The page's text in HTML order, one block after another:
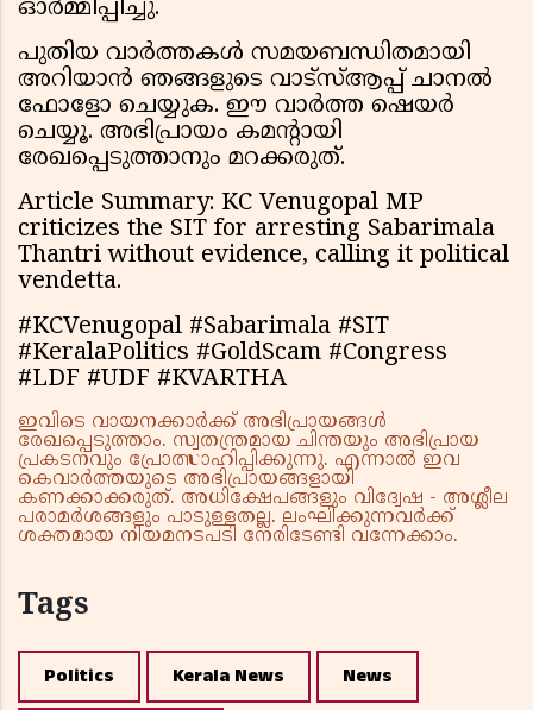
ഓർമ്മിപ്പിച്ചു.
പുതിയ വാർത്തകൾ സമയബന്ധിതമായി
അറിയാൻ ഞങ്ങളുടെ വാട്സ്ആപ്പ് ചാനൽ
ഫോളോ ചെയ്യുക. ഈ വാർത്ത ഷെയർ
ചെയ്യൂ. അഭിപ്രായം കമന്റായി
രേഖപ്പെടുത്താനും മറക്കരുത്.
Article Summary: KC Venugopal MP
criticizes the SIT for arresting Sabarimala
Thantri without evidence, calling it political
vendetta.
#KCVenugopal #Sabarimala #SIT
#KeralaPolitics #GoldScam #Congress
#LDF #UDF #KVARTHA
ഇവിടെ വായനക്കാർക്ക് അഭിപ്രായങ്ങൾ
രേഖപ്പെടുത്താം. സ്വതന്ത്രമായ ചിന്തയും അഭിപ്രായ
പ്രകടനവും പ്രോത്സാഹിപ്പിക്കുന്നു. എന്നാൽ ഇവ
കെവാർത്തയുടെ അഭിപ്രായങ്ങളായി
കണക്കാക്കരുത്. അധിക്ഷേപങ്ങളും വിദ്വേഷ - അശ്ലീല
പരാമർശങ്ങളും പാടുള്ളതല്ല. ലംഘിക്കുന്നവർക്ക്
ശക്തമായ നിയമനടപടി നേരിടേണ്ടി വന്നേക്കാം.
Tags
Politics Kerala News News